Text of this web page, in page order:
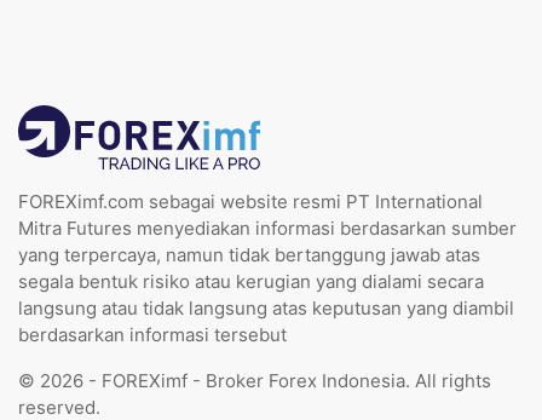
FOREXimf.com sebagai website resmi PT International
Mitra Futures menyediakan informasi berdasarkan sumber
yang terpercaya, namun tidak bertanggung jawab atas
segala bentuk risiko atau kerugian yang dialami secara
langsung atau tidak langsung atas keputusan yang diambil
berdasarkan informasi tersebut
© 2026 - FOREXimf - Broker Forex Indonesia. All rights
reserved.